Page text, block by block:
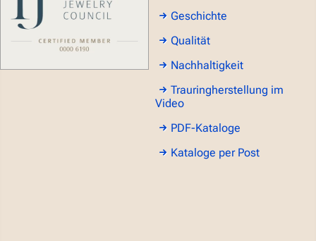
Geschichte
Qualität
Nachhaltigkeit
Trauringherstellung im
Video
PDF-Kataloge
Kataloge per Post